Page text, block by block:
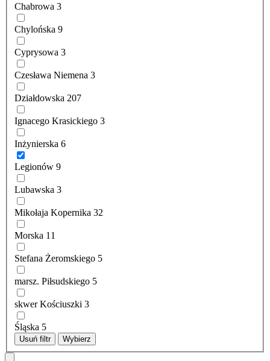
Chabrowa 3
Chylońska 9
Cyprysowa 3
Czesława Niemena 3
Działdowska 207
Ignacego Krasickiego 3
Inżynierska 6
Legionów 9
Lubawska 3
Mikołaja Kopernika 32
Morska 11
Stefana Żeromskiego 5
marsz. Piłsudskiego 5
skwer Kościuszki 3
Śląska 5
Usuń filtr Wybierz